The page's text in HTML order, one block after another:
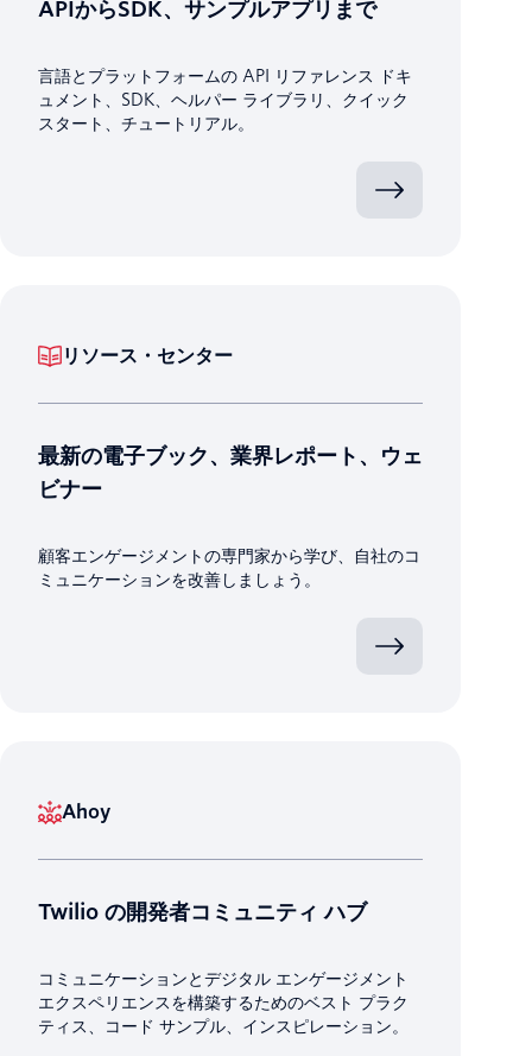
APIからSDK、サンプルアプリまで
言語とプラットフォームの API リファレンス ドキ
ュメント、SDK、ヘルパー ライブラリ、クイック
スタート、チュートリアル。
リソース・センター
最新の電子ブック、業界レポート、ウェ
ビナー
顧客エンゲージメントの専門家から学び、自社のコ
ミュニケーションを改善しましょう。
Ahoy
Twilio の開発者コミュニティ ハブ
コミュニケーションとデジタル エンゲージメント
エクスペリエンスを構築するためのベスト プラク
ティス、コード サンプル、インスピレーション。